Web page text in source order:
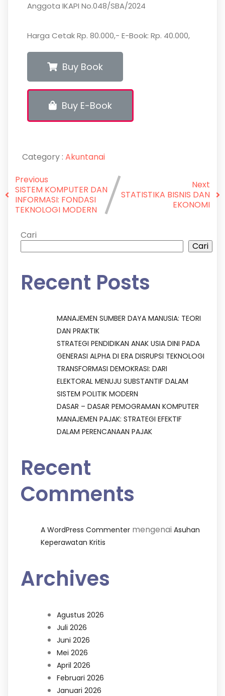
Anggota IKAPI No.048/SBA/2024
Harga Cetak Rp. 80.000,- E-Book: Rp. 40.000,
Buy Book
Buy E-Book
Category : Akuntanai
Previous
SISTEM KOMPUTER DAN
INFORMASI: FONDASI
TEKNOLOGI MODERN
Next
STATISTIKA BISNIS DAN
EKONOMI
Cari
Cari
Recent Posts
MANAJEMEN SUMBER DAYA MANUSIA: TEORI
DAN PRAKTIK
STRATEGI PENDIDIKAN ANAK USIA DINI PADA
GENERASI ALPHA DI ERA DISRUPSI TEKNOLOGI
TRANSFORMASI DEMOKRASI: DARI
ELEKTORAL MENUJU SUBSTANTIF DALAM
SISTEM POLITIK MODERN
DASAR – DASAR PEMOGRAMAN KOMPUTER
MANAJEMEN PAJAK: STRATEGI EFEKTIF
DALAM PERENCANAAN PAJAK
Recent
Comments
A WordPress Commenter mengenai Asuhan
Keperawatan Kritis
Archives
Agustus 2026
Juli 2026
Juni 2026
Mei 2026
April 2026
Februari 2026
Januari 2026